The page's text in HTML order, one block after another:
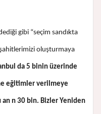
gibi “seçim sandıkta
oluşturmaya
da 5 binin üzerinde
eğitimler verilmeye
an n 30 bin. Bizler Yeniden